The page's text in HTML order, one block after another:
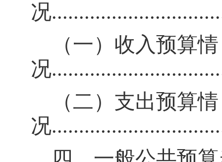
况
（一）收入预算情
况
（二）支出预算情
况